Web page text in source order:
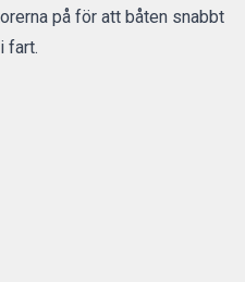
på för att båten snabbt
fart.